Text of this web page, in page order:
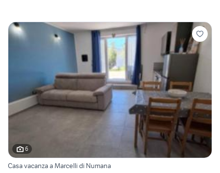
6
Casa vacanza a Marcelli di Numana